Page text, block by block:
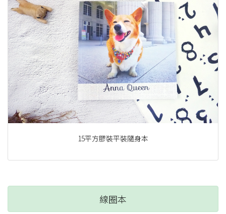
15平方膠裝平裝隨身本
線圈本